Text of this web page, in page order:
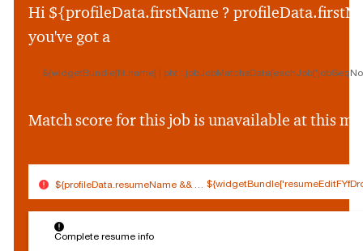
&&
Hi ${profileData.firstName ?
you've got a
${widgetBundle[fit.name] | pht :
Match score for this job is unavailable at this
${profileData.resumeName &&
Complete resume info